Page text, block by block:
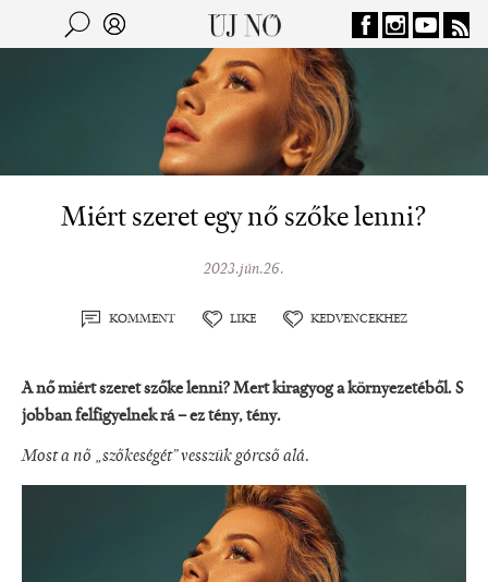
Jump to navigation
Kereső
Miért szeret egy nő szőke lenni?
2023.jún.26.
KOMMENT LIKE KEDVENCEKHEZ
A nő miért szeret szőke lenni? Mert kiragyog a környezetéből. S
jobban felfigyelnek rá – ez tény, tény.
Most a nő „szőkeségét” vesszük górcső alá.